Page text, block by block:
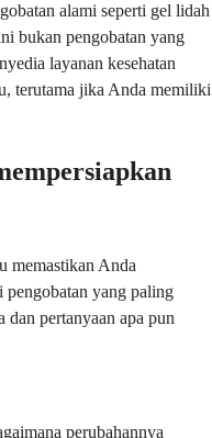
alami seperti gel lidah
bukan pengobatan yang
layanan kesehatan
terutama jika Anda memiliki
memastikan Anda
pengobatan yang paling
pertanyaan apa pun
perubahannya